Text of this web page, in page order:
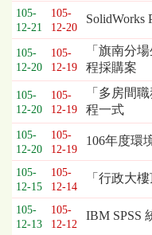
位
依
序
為：
開
標
日
期、
截
標
日
期、
公
告
105-
12-21
105-
12-20
SolidWorks
105-
12-20
105-
12-19
「旗南分
程採購案
105-
12-20
105-
12-19
「多房間
程一式
105-
12-20
105-
12-19
106年度環
105-
12-15
105-
12-14
「行政大
105-
12-13
105-
12-12
IBM SPSS